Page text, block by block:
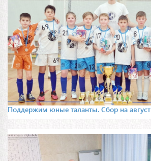
Поддержим юные таланты. Сбор на август